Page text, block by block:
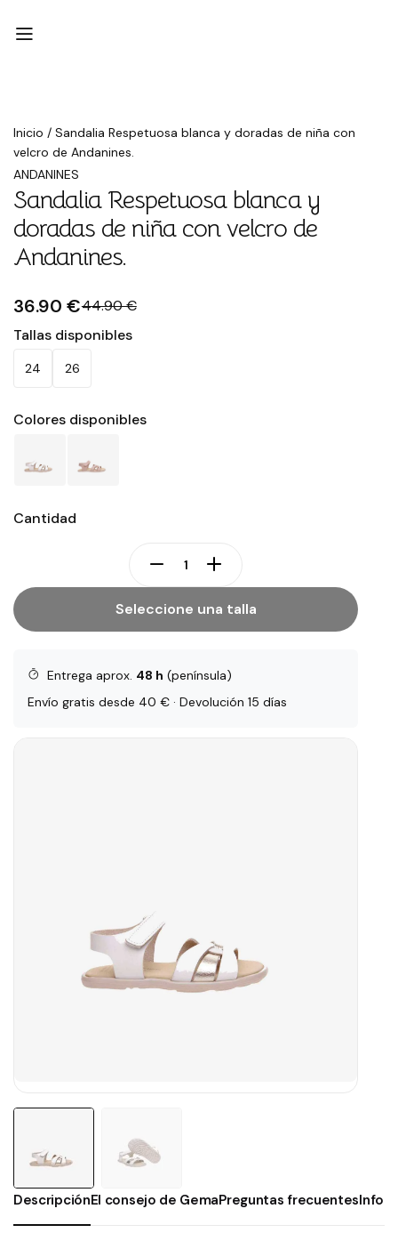
Inicio / Sandalia Respetuosa blanca y doradas de niña con
velcro de Andanines.
Rebajado
ANDANINES
Sandalia Respetuosa blanca y
doradas de niña con velcro de
Andanines.
36.90 €44.90 €
Tallas disponibles
24 26
Colores disponibles
Cantidad
Seleccione una talla
Entrega aprox. 48 h (península)
Envío gratis desde 40 € · Devolución 15 días
DescripciónEl consejo de GemaPreguntas frecuentes